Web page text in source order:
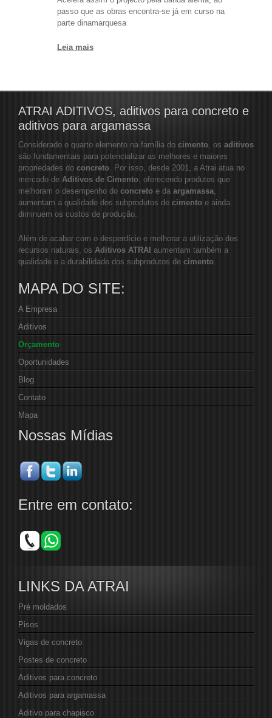
passo que as obras encontra-se já em curso na
parte dinamarquesa
Leia mais
ATRAI ADITIVOS, aditivos para concreto e
aditivos para argamassa
Considerado o quarto elemento na família do cimento , os aditivos
são fundamentais para potencializar as melhores e maiores
propriedades do concreto . Por isso, desde 2001, a Atrai atua no
mercado de Aditivos de Cimento , oferecendo produtos que
melhoram o desempenho do concreto e da argamassa
aumentam a qualidade dos subprodutos de cimento e ainda
diminuem os custos de produção.
Além de acabar com o desperdício e melhorar a utilização dos
recursos naturais, os Aditivos ATRAI aumentam também a
qualidade e a durabilidade dos subprodutos de cimento
MAPA DO SITE:
A Empresa
Aditivos
Orçamento
Oportunidades
Blog
Contato
Mapa
Nossas Mídias
Entre em contato:
LINKS DA ATRAI
Pré moldados
Pisos
Vigas de concreto
Postes de concreto
Aditivos para concreto
Aditivos para argamassa
Aditivo para chapisco